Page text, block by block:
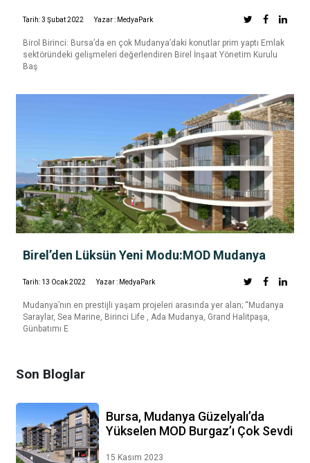
Tarih: 3 Şubat 2022 Yazar : MedyaPark
Birol Birinci: Bursa’da en çok Mudanya’daki konutlar prim yaptı Emlak
sektöründeki gelişmeleri değerlendiren Birel İnşaat Yönetim Kurulu
Baş
Birel’den Lüksün Yeni Modu:MOD Mudanya
Tarih: 13 Ocak 2022 Yazar : MedyaPark
Mudanya’nın en prestijli yaşam projeleri arasında yer alan; “Mudanya
Saraylar, Sea Marine, Birinci Life , Ada Mudanya, Grand Halitpaşa,
Günbatımı E
Son Bloglar
Bursa, Mudanya Güzelyalı’da
Yükselen MOD Burgaz’ı Çok Sevdi
15 Kasım 2023